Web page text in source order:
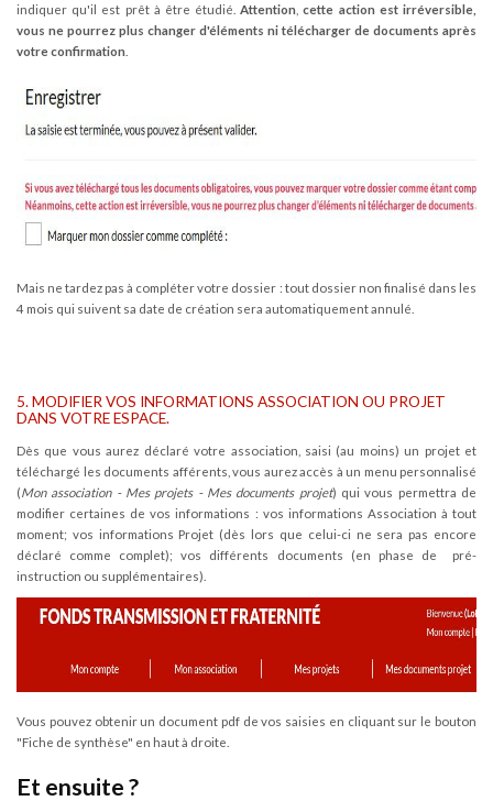
indiquer qu'il est prêt à être étudié.Attention ,cette action est irréversible,
vous ne pourrez plus changer d'éléments ni télécharger de documents après
votre confirmation
Mais ne tardez pas à compléter votre dossier : tout dossier non finalisé dans les
4 mois qui suivent sa date de création sera automatiquement annulé.
5. MODIFIER VOS INFORMATIONS ASSOCIATION OU PROJET
DANS VOTRE ESPACE.
Dès que vous aurez déclaré votre association, saisi (au moins) un projet et
téléchargé les documents afférents, vous aurez accès à un menu personnalisé
(Mon association - Mes projets - Mes documents projet) qui vous permettra de
modifier certaines de vos informations : vos informations Association à tout
moment; vos informations Projet (dès lors que celui-ci ne sera pas encore
déclaré comme complet); vos différents documents (en phase de pré-
instruction ou supplémentaires).
Vous pouvez obtenir un document pdf de vos saisies en cliquant sur le bouton
"Fiche de synthèse" en haut à droite.
Et ensuite ?